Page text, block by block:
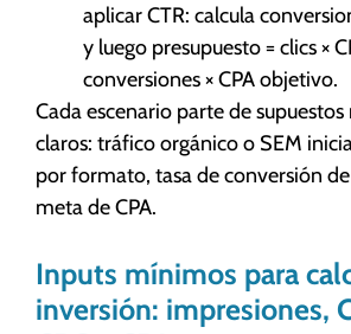
aplicar CTR: calcula
y luego presupuesto = clics ×
conversiones × CPA objetivo.
Cada escenario parte de
claros: tráfico orgánico o SEM
por formato, tasa de conversión
meta de CPA.
Inputs mínimos para
inversión: impresiones,